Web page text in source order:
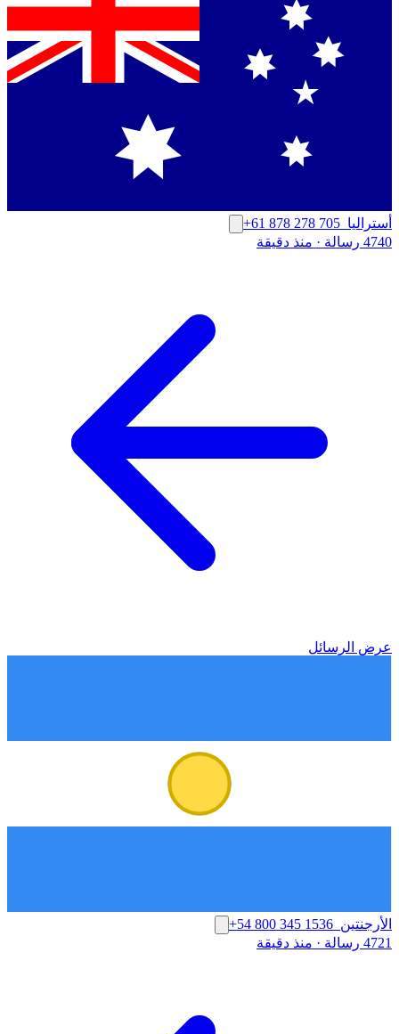
أستراليا +61 878 278 705
4740 رسالة
· منذ دقيقة
عرض الرسائل
الأرجنتين +54 800 345 1536
4721 رسالة
· منذ دقيقة